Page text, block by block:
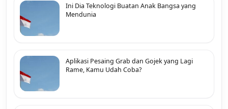
Ini Dia Teknologi Buatan Anak Bangsa yang
Mendunia
Aplikasi Pesaing Grab dan Gojek yang Lagi
Rame, Kamu Udah Coba?